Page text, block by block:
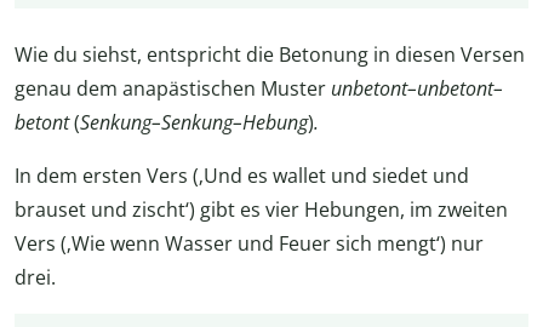
Wie du siehst, entspricht die Betonung in diesen Versen
genau dem anapästischen Muster unbetont–unbetont–
betont(Senkung–Senkung–Hebung).
In dem ersten Vers (‚Und es wallet und siedet und
brauset und zischt‘) gibt es vier Hebungen, im zweiten
Vers (‚Wie wenn Wasser und Feuer sich mengt‘) nur
drei.